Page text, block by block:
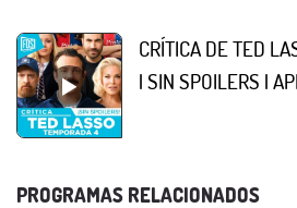
CRÍTICA DE TED
| SIN SPOILERS |
PROGRAMAS RELACIONADOS